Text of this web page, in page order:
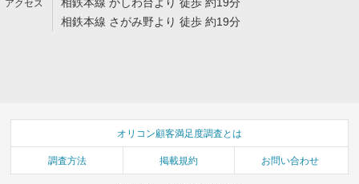
相鉄本線 さがみ野より 徒歩 約19分
オリコン顧客満足度調査とは
調査方法 掲載規約 お問い合わせ